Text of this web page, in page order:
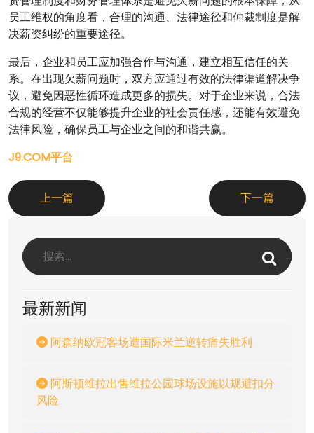
员工维权的角度看，合理的沟通、法律途径和仲裁制度是解
决薪资纠纷的重要途径。
最后，企业和员工应加强合作与沟通，建立相互信任的关
系。在出现欠薪问题时，双方应通过有效的法律渠道解决争
议，避免因恶性循环造成更多的损失。对于企业来说，合法
合规的经营不仅能够提升企业的社会责任感，还能有效避免
法律风险，确保员工与企业之间的和谐共赢。
J9.COM平台
上一篇 下一篇
最新新闻
阿森纳欧冠客场遭国际米兰逆转痛失胜利
阿斯顿维拉出售维拉公园球场设施以规避扣分
风险